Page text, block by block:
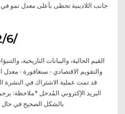
جانب اللادينية تحظى بأعلى معدل نمو
1‏‏/6‏‏/1442 بعد الهجرة
القيم الحالية، والبيانات التاريخية،
والتقويم الاقتصادي - سنغافورة -
قد تمت عملية الاشتراك في النشرة
البريد الإكتروني المُدخل *ملاحظة:
بالشكل الصحيح في حال